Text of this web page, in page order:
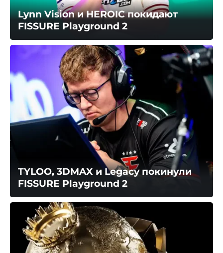
Lynn Vision и HEROIC покидают
FISSURE Playground 2
TYLOO, 3DMAX и Legacy покинули
FISSURE Playground 2